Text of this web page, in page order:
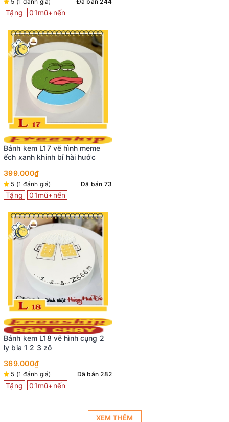
Tặng 01mũ+nến
Bánh kem L17 vẽ hình meme
ếch xanh khinh bỉ hài hước
399.000₫
5 (1 đánh giá) Đã bán 73
Tặng 01mũ+nến
Bánh kem L18 vẽ hình cụng 2
ly bia 1 2 3 zô
369.000₫
5 (1 đánh giá) Đã bán 282
Tặng 01mũ+nến
XEM THÊM